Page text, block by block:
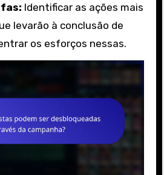
Identificar as ações mais
levarão à conclusão de
os esforços nessas.